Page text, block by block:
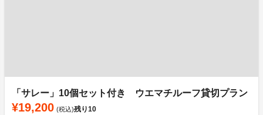
「サレー」10個セット付き ウエマチルーフ貸切プラン
¥19,200 (税込)残り10